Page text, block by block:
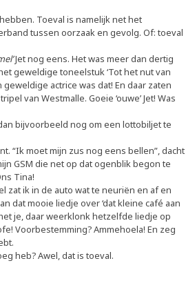
Toeval is namelijk net het
tussen oorzaak en gevolg. Of: toeval
Jet nog eens. Het was meer dan dertig
geweldige toneelstuk ‘Tot het nut van
actrice was dat! En daar zaten
van Westmalle. Goeie ‘ouwe’ Jet! Was
bijvoorbeeld nog om een lottobiljet te
“Ik moet mijn zus nog eens bellen”, dacht
GSM die net op dat ogenblik begon te
Tina!
zat ik in de auto wat te neuriën en af en
dat mooie liedje over ‘dat kleine café aan
je, daar weerklonk hetzelfde liedje op
Voorbestemming? Ammehoela! En zeg
heb? Awel, dat is toeval.